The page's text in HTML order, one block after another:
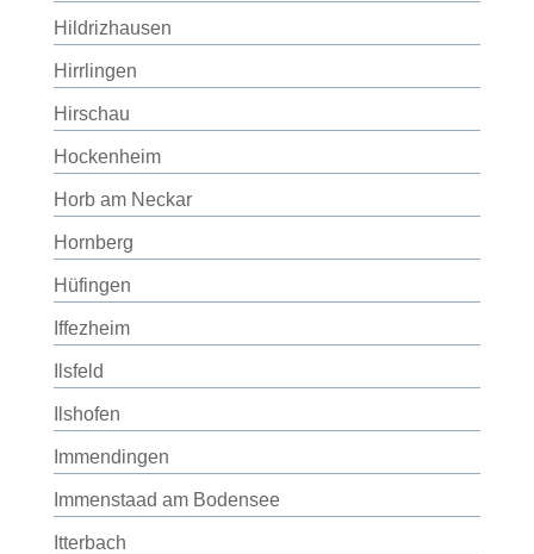
Hildrizhausen
Hirrlingen
Hirschau
Hockenheim
Horb am Neckar
Hornberg
Hüfingen
Iffezheim
Ilsfeld
Ilshofen
Immendingen
Immenstaad am Bodensee
Itterbach